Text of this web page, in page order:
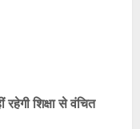
शिक्षा से वंचित